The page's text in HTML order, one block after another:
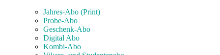
Jahres-Abo (Print)
Probe-Abo
Geschenk-Abo
Digital Abo
Kombi-Abo